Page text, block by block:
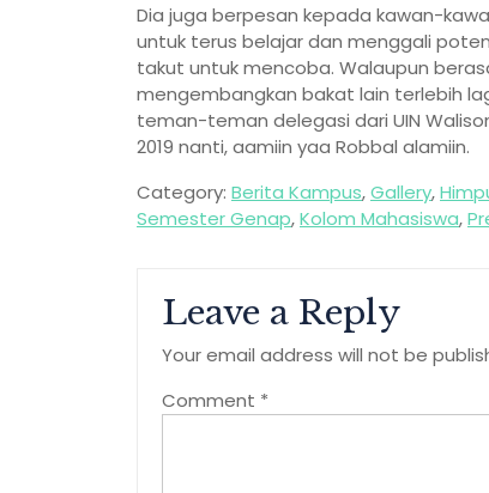
Dia juga berpesan kepada kawan-
untuk terus belajar dan menggali
takut untuk mencoba. Walaupun
mengembangkan bakat lain terlebih
teman-teman delegasi dari UIN
2019 nanti, aamiin yaa Robbal alamiin.
Category: Berita Kampus,Gallery,
Semester Genap,Kolom Mahasiswa,
Leave a Reply
Your email address will not be
Comment *